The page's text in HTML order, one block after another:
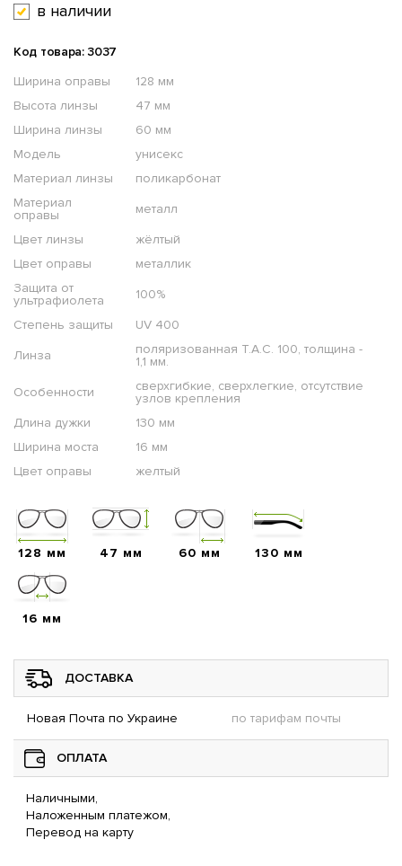
в наличии
Код товара: 3037
Ширина оправы
128 мм
Высота линзы
47 мм
Ширина линзы
60 мм
Модель
унисекс
Материал линзы
поликарбонат
Материал
оправы
металл
Цвет линзы
жёлтый
Цвет оправы
металлик
Защита от
ультрафиолета
100%
Степень защиты
UV 400
Линза
поляризованная T.A.C. 100, толщина -
1,1 мм.
Особенности
сверхгибкие, сверхлегкие, отсутствие
узлов крепления
Длина дужки
130 мм
Ширина моста
16 мм
Цвет оправы
желтый
128 мм 47 мм 60 мм 130 мм
16 мм
ДОСТАВКА
Новая Почта по Украине по тарифам почты
ОПЛАТА
Наличными,
Наложенным платежом,
Перевод на карту